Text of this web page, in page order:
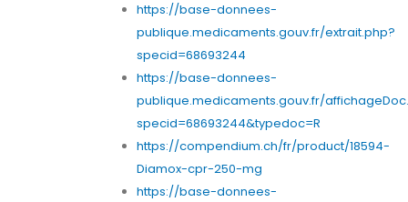
https://base-donnees-
publique.medicaments.gouv.fr/extrait.php?
specid=68693244
https://base-donnees-
publique.medicaments.gouv.fr/
specid=68693244&typedoc=R
https://compendium.ch/fr/product/18594-
Diamox-cpr-250-mg
https://base-donnees-